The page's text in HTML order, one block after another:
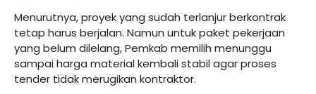
Menurutnya, proyek yang sudah terlanjur berkontrak
tetap harus berjalan. Namun untuk paket pekerjaan
yang belum dilelang, Pemkab memilih menunggu
sampai harga material kembali stabil agar proses
tender tidak merugikan kontraktor.